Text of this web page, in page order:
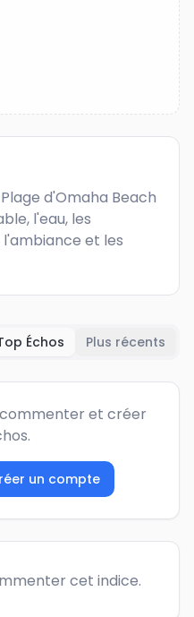
d'Omaha Beach
l'eau, les
l'ambiance et les
Échos Plus récents
et créer
un compte
cet indice.